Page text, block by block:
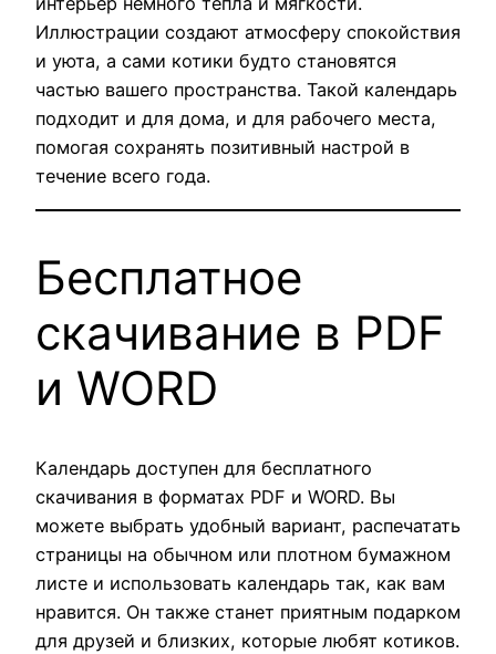
Иллюстрации создают атмосферу спокойствия
и уюта, а сами котики будто становятся
частью вашего пространства. Такой календарь
подходит и для дома, и для рабочего места,
помогая сохранять позитивный настрой в
течение всего года.
Бесплатное
скачивание в PDF
и WORD
Календарь доступен для бесплатного
скачивания в форматах PDF и WORD. Вы
можете выбрать удобный вариант, распечатать
страницы на обычном или плотном бумажном
листе и использовать календарь так, как вам
нравится. Он также станет приятным подарком
для друзей и близких, которые любят котиков.